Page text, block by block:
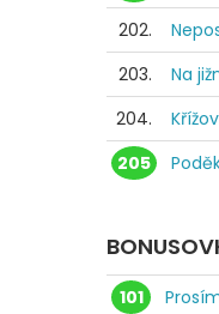
202.
203.
Na
204.
205
101